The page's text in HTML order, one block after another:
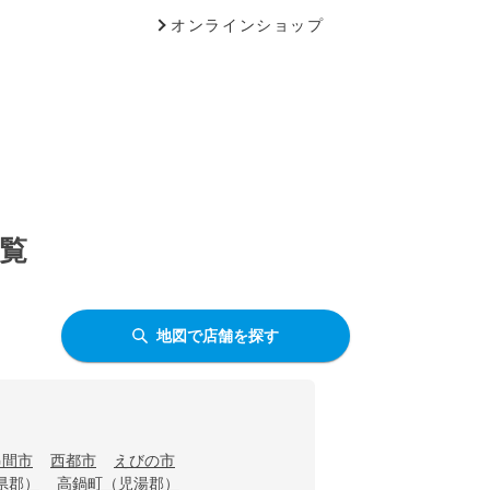
オンラインショップ
地図で店舗を探す
市 西都市
えびの市
）
高鍋町（児湯郡）